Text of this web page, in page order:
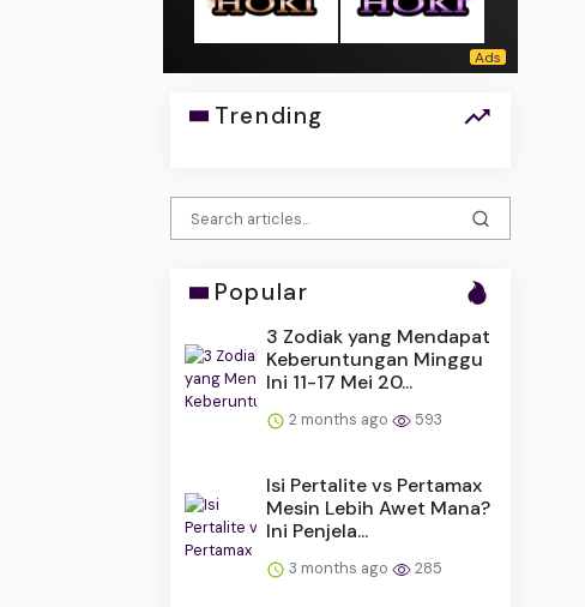
Trending
Popular
3 Zodiak yang Mendapat
Keberuntungan Minggu
Ini 11-17 Mei 20...
2 months ago 593
Isi Pertalite vs Pertamax
Mesin Lebih Awet Mana?
Ini Penjela...
3 months ago 285